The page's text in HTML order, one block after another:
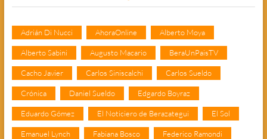
Adrián Di Nucci AhoraOnline Alberto Moya
Alberto Sabini Augusto Macario BeraUnPaisTV
Cacho Javier Carlos Siniscalchi Carlos Sueldo
Crónica Daniel Sueldo Edgardo Boyraz
Eduardo Gómez El Noticiero de Berazategui El Sol
Emanuel Lynch Fabiana Bosco Federico Ramondi